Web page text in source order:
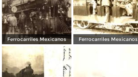
Ferrocarriles Mexicanos Ferrocarriles Mexicanos